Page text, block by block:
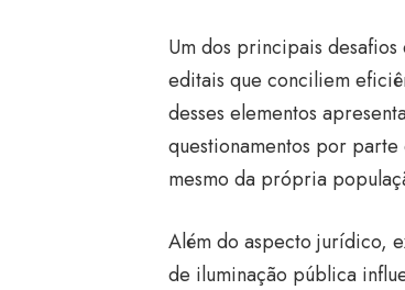
Um dos principais
editais que conciliem
desses elementos
questionamentos por
mesmo da própria
Além do aspecto jurídico,
de iluminação pública